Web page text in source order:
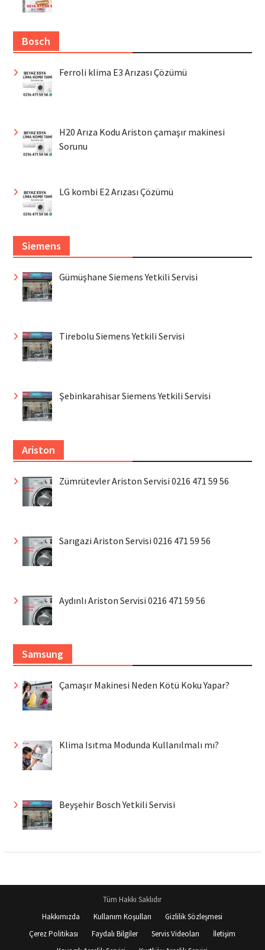
Bosch
Ferroli klima E3 Arızası Çözümü
H20 Arıza Kodu Ariston çamaşır makinesi
Sorunu
LG kombi E2 Arızası Çözümü
Siemens
Gümüşhane Siemens Yetkili Servisi
Tirebolu Siemens Yetkili Servisi
Şebinkarahisar Siemens Yetkili Servisi
Ariston
Zümrütevler Ariston Servisi 0216 471 59 56
Sarıgazi Ariston Servisi 0216 471 59 56
Aydınlı Ariston Servisi 0216 471 59 56
Samsung
Çamaşır Makinesi Neden Kötü Koku Yapar?
Klima Isıtma Modunda Kullanılmalı mı?
Beyşehir Bosch Yetkili Servisi
Tüm Hakkı Saklıdır
Hakkımızda
Kullanım Koşulları
Gizlilik Sözleşmesi
Çerez Politikası
Faydalı Bilgiler Servis Videoları
İletişim